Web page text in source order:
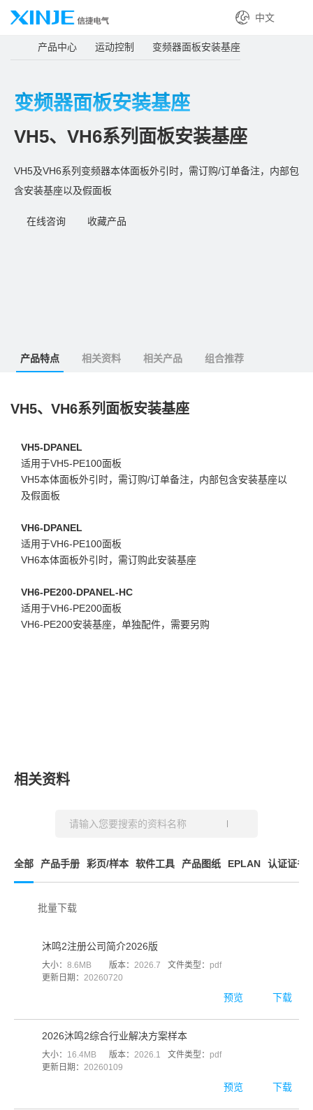
中文
产品中心 运动控制 变频器面板安装基座
变频器面板安装基座
VH5、VH6系列面板安装基座
VH5及VH6系列变频器本体面板外引时，需订购/订单备注，内部包
含安装基座以及假面板
在线咨询 收藏产品
产品特点 相关资料 相关产品 组合推荐
VH5、VH6系列面板安装基座
VH5-DPANEL
适用于VH5-PE100面板
VH5本体面板外引时，需订购/订单备注，内部包含安装基座以
及假面板
VH6-DPANEL
适用于VH6-PE100面板
VH6本体面板外引时，需订购此安装基座
VH6-PE200-DPANEL-HC
适用于VH6-PE200面板
VH6-PE200安装基座，单独配件，需要另购
相关资料
全部 产品手册 彩页/样本 软件工具 产品图纸 EPLAN 认证证书
批量下载
预览 下载
沐鸣2注册公司简介2026版
大小： 8.6MB 版本： 2026.7 文件类型： pdf
更新日期： 20260720
预览 下载
2026沐鸣2综合行业解决方案样本
大小： 16.4MB 版本： 2026.1 文件类型： pdf
更新日期： 20260109